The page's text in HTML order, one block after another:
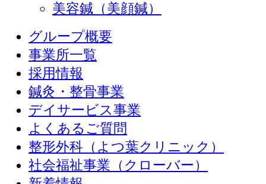
美容鍼（美顔鍼）
グループ概要
事業所一覧
採用情報
鍼灸・整骨事業
デイサービス事業
よくあるご質問
整形外科（よつ葉クリニック）
社会福祉事業（クローバー）